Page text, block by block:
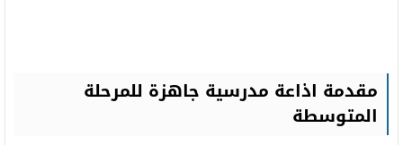
مقدمة اذاعة مدرسية جاهزة للمرحلة
المتوسطة